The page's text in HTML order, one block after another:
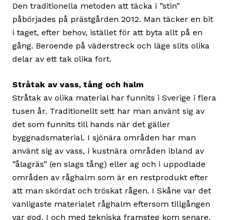
Den traditionella metoden att täcka i ”stin”
påbörjades på prästgården 2012. Man täcker en bit
i taget, efter behov, istället för att byta allt på en
gång. Beroende på väderstreck och läge slits olika
delar av ett tak olika fort.
Stråtak av vass, tång och halm
Stråtak av olika material har funnits i Sverige i flera
tusen år. Traditionellt sett har man använt sig av
det som funnits till hands när det gäller
byggnadsmaterial. I sjönära områden har man
använt sig av vass, i kustnära områden ibland av
”ålagräs” (en slags tång) eller ag och i uppodlade
områden av råghalm som är en restprodukt efter
att man skördat och tröskat rågen. I Skåne var det
vanligaste materialet råghalm eftersom tillgången
var god. I och med tekniska framsteg kom senare,